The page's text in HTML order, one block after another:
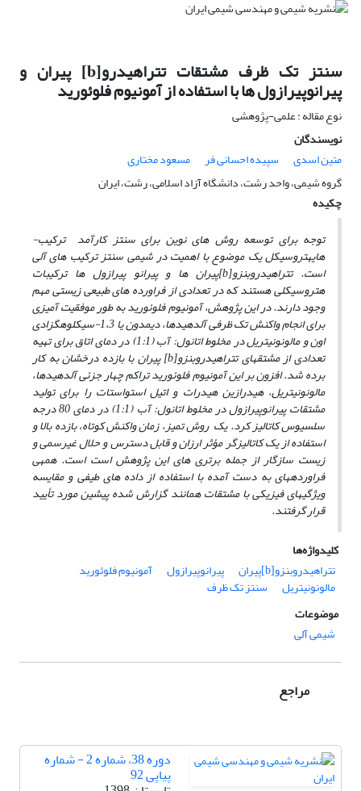
سنتز تک ظرف مشتقات تتراهیدرو[b] پیران و
پیرانوپیرازول ها با استفاده از آمونیوم فلوئورید
نوع مقاله : علمی-پژوهشی
نویسندگان
متین اسدی
سپیده احسانی فر
مسعود مختاری
گروه شیمی، واحد رشت، دانشگاه آزاد اسلامی، رشت، ایران
چکیده
توجه برای توسعه روش­ های نوین برای سنتز کارآمد ترکیب­
هایهتروسیکل یک موضوع با اهمیت در شیمی سنتز ترکیب­ های آلی
است. تتراهیدروبنزو[b]پیران ها و پیرانو پیرازول ها ترکیبات
هتروسیکلی هستند که در تعدادی از فراورده ­های طبیعی زیستی مهم
وجود دارند. در این پژوهش، آمونیوم فلوئورید به­ طور موفقیت آمیزی
برای انجام واکنش تک ظرفی آلدهیدها، دیمدون یا 1،3-سیکلوهگزادی
اون و مالونونیتریل در مخلوط اتانول: آب (1:1) در دمای اتاق برای تهیه
تعدادی از مشتق­های تتراهیدروبنزو[b] پیران با بازده درخشان به­ کار
برده شد. افزون بر این آمونیوم فلوئورید تراکم چهار جزئی آلدهیدها،
مالونونیتریل، هیدرازین هیدرات و اتیل استواستات را برای تولید
مشتقات پیرانوپیرازول در مخلوط اتانول: آب (1:1) در دمای 80 درجه
سلسیوس کاتالیز کرد. یک روش تمیز، زمان واکنش کوتاه، بازده بالا و
استفاده از یک کاتالیزگر مؤثر ارزان و قابل دسترس و حلال غیرسمی و
زیست سازگار از جمله برتری­ های این پژوهش است است. همه­ی
فراورده­های به ­دست آمده با استفاده از داده های طیفی و مقایسه
ویژگی­های فیزیکی با مشتقات همانند گزارش شده پیشین مورد تأیید
قرار گرفتند.
کلیدواژه‌ها
تتراهیدروبنزو[b]پیران
پیرانوپیرازول آمونیوم فلوئورید
مالونونیتریل
سنتز تک ظرف
موضوعات
شیمی آلی
مراجع
دوره 38، شماره 2 - شماره
پیاپی 92